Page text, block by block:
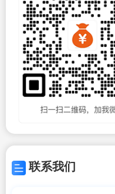
联系我们